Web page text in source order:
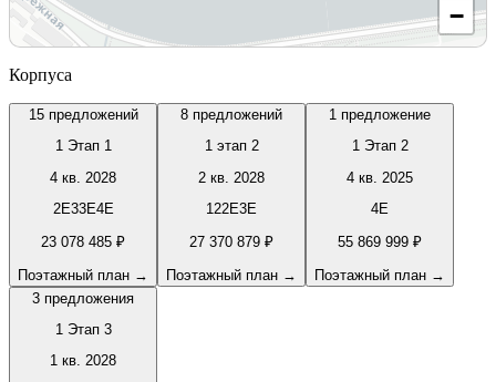
−
Корпуса
15 предложений
1 Этап 1
4 кв. 2028
2Е33Е4Е
23 078 485 ₽
Поэтажный план →
8 предложений
1 этап 2
2 кв. 2028
1 22Е3Е
27 370 879 ₽
Поэтажный план →
1 предложение
1 Этап 2
4 кв. 2025
4Е
55 869 999 ₽
Поэтажный план →
3 предложения
1 Этап 3
1 кв. 2028